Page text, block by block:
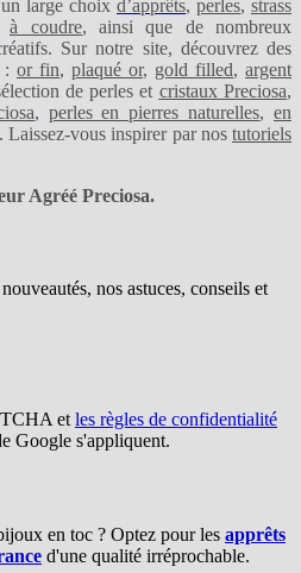
large choix d’apprêts, perles, strass
à coudre, ainsi que de nombreux
Sur notre site, découvrez des
: or fin, plaqué or, gold filled, argent
de perles et cristaux Preciosa,
, perles en pierres naturelles, en
. Laissez-vous inspirer par nostutoriels
Agréé Preciosa.
nos astuces, conseils et
etles règles de confidentialité
Google s'appliquent.
en toc ? Optez pour les apprêts
d'une qualité irréprochable.